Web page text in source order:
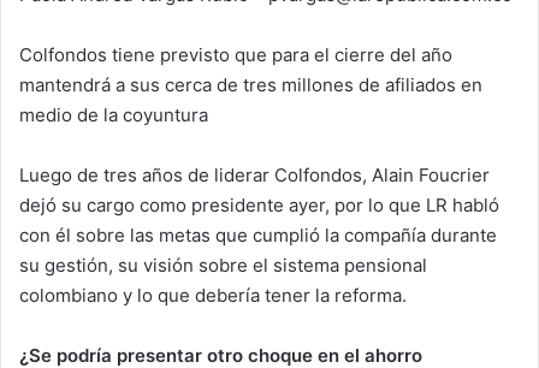
Colfondos tiene previsto que para el cierre del año
mantendrá a sus cerca de tres millones de afiliados en
medio de la coyuntura
Luego de tres años de liderar Colfondos, Alain Foucrier
dejó su cargo como presidente ayer, por lo que LR habló
con él sobre las metas que cumplió la compañía durante
su gestión, su visión sobre el sistema pensional
colombiano y lo que debería tener la reforma.
¿Se podría presentar otro choque en el ahorro